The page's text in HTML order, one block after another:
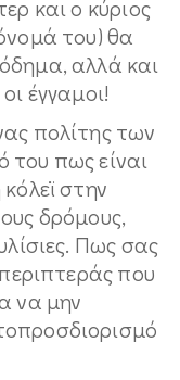
και ο κύριος
του) θα
αλλά και
έγγαμοι!
πολίτης των
πως είναι
στην
δρόμους,
Πως σας
που
να μην